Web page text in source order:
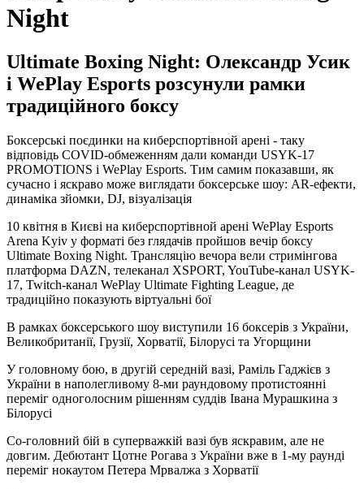
Night
Ultimate Boxing Night: Олександр Усик
і WePlay Esports розсунули рамки
традиційного боксу
Боксерські поєдинки на киберспортівной арені - таку
відповідь COVID-обмеженням дали команди USYK-17
PROMOTIONS і WePlay Esports. Тим самим показавши, як
сучасно і яскраво може виглядати боксерське шоу: AR-ефекти,
динаміка зйомки, DJ, візуалізація
10 квітня в Києві на киберспортівной арені WePlay Esports
Arena Kyiv у форматі без глядачів пройшов вечір боксу
Ultimate Boxing Night. Трансляцію вечора вели стримінгова
платформа DAZN, телеканал XSPORT, YouTube-канал USYK-
17, Twitch-канал WePlay Ultimate Fighting League, де
традиційно показують віртуальні бої
В рамках боксерського шоу виступили 16 боксерів з України,
Великобританії, Грузії, Хорватії, Білорусі та Угорщини
У головному бою, в другій середній вазі, Раміль Гаджієв з
України в наполегливому 8-ми раундовому протистоянні
переміг одноголосним рішенням суддів Івана Мурашкина з
Білорусі
Со-головний бій в суперважкій вазі був яскравим, але не
довгим. Дебютант Цотне Рогава з України вже в 1-му раунді
переміг нокаутом Петера Мрвалжа з Хорватії